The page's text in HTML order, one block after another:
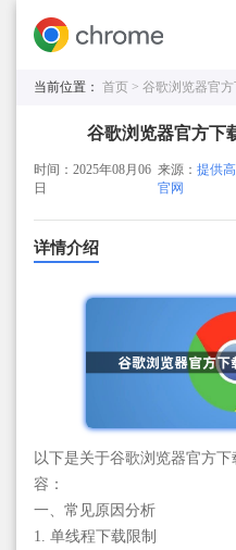
当前位置： 首页 > 谷歌浏览器官
谷歌浏览器官方下
时间：2025年08月06
日
来源：提供
官网
详情介绍
以下是关于谷歌浏览器官方
容：
一、常见原因分析
1. 单线程下载限制